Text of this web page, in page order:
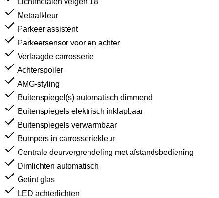
Lichtmetalen velgen 18''
Metaalkleur
Parkeer assistent
Parkeersensor voor en achter
Verlaagde carrosserie
Achterspoiler
AMG-styling
Buitenspiegel(s) automatisch dimmend
Buitenspiegels elektrisch inklapbaar
Buitenspiegels verwarmbaar
Bumpers in carrosseriekleur
Centrale deurvergrendeling met afstandsbediening
Dimlichten automatisch
Getint glas
LED achterlichten